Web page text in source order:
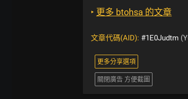
‣ 更多 btohsa 的文章
文章代碼(AID): #1E0Judtm
更多分享選項
關閉廣告 方便截圖